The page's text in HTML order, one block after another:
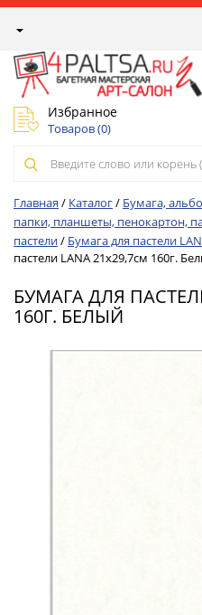
Избранное
Товаров (0)
Главная / Каталог/ Бумага,
папки, планшеты, пенокартон,
пастели/ Бумага для пастели
пастели LANA 21х29,7см 160г.
БУМАГА ДЛЯ
160Г. БЕЛЫЙ